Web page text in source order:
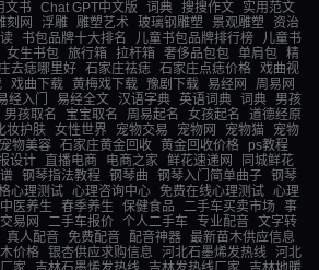
文书 Chat GPT中文版 词典 搜搜作文
实用范文
刻网 浮雕 雕塑艺术 玻璃钢雕塑 景观雕塑
资治
书包品牌十大排名 儿童书包品牌排行榜
儿童书
女生书包 旅行箱 拉杆箱 奢侈品包包 单肩包 精
去痣哪里好 石家庄祛痣 石家庄点痣价格 戏曲视
戏曲下载 黄梅戏下载 豫剧下载 易经网
周易网
经入门 易经全文 汉语字典 英语词典 词典
男孩
男孩取名 宝宝取名 周易起名 女孩起名
道德经原
妆护肤 女性世界 宠物交易 宠物网 宠物猫
宠物
宠物美容 石家庄黄金回收 黄金回收价格
ps教程
设计 直播电商 电商之家 鲜花速递网
同城鲜花
钢琴指法教程 钢琴曲 钢琴入门简单曲子 钢琴
心理测试 心理咨询中心 免费在线心理测试 心理
中医养生 春季养生 保健食品 二手车买卖市场
事
易网 二手车报价 个人二手车 专业配音 文字转
真人配音 免费配音 配音神器
最新苗木供应信息
价格 银杏供应求购信息 河北石墨烯发热线
河北